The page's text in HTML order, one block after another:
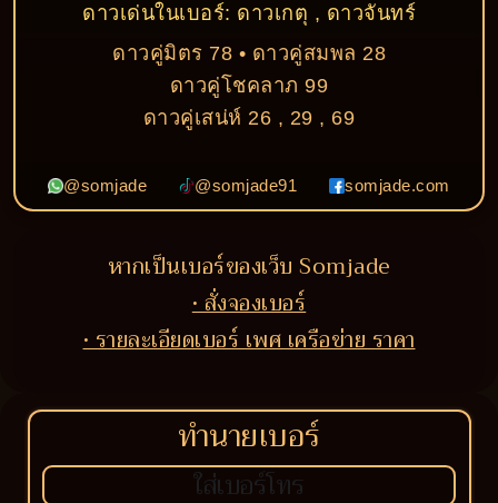
ดาวเด่นในเบอร์: ดาวเกตุ , ดาวจันทร์
ดาวคู่มิตร 78 • ดาวคู่สมพล 28
ดาวคู่โชคลาภ 99
ดาวคู่เสน่ห์ 26 , 29 , 69
@somjade @somjade91 somjade.com
หากเป็นเบอร์ของเว็บ Somjade
• สั่งจองเบอร์
• รายละเอียดเบอร์ เพศ เครือข่าย ราคา
ทำนายเบอร์